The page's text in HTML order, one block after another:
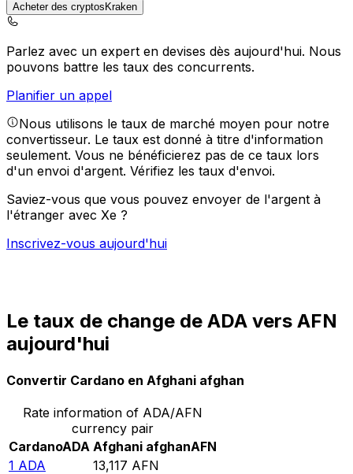
Acheter des cryptosKraken
Parlez avec un expert en devises dès aujourd'hui. Nous
pouvons battre les taux des concurrents.
Planifier un appel
Nous utilisons le taux de marché moyen pour notre
convertisseur. Le taux est donné à titre d'information
seulement. Vous ne bénéficierez pas de ce taux lors
d'un envoi d'argent. Vérifiez les taux d'envoi.
Saviez-vous que vous pouvez envoyer de l'argent à
l'étranger avec Xe ?
Inscrivez-vous aujourd'hui
Le taux de change de ADA vers AFN
aujourd'hui
Convertir Cardano en Afghani afghan
Rate information of ADA/AFN
currency pair
CardanoADA Afghani afghanAFN
1 ADA 13,117 AFN